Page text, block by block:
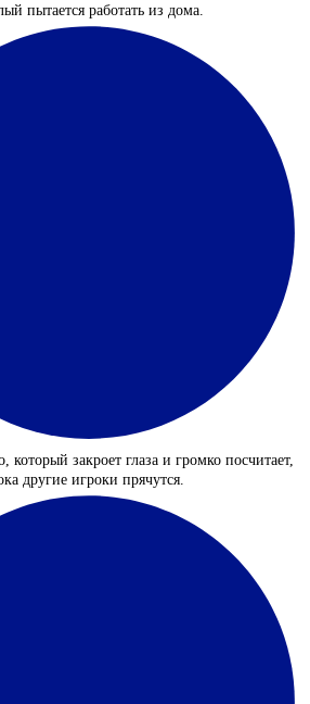
пытается работать из дома.
который закроет глаза и громко посчитает,
другие игроки прячутся.